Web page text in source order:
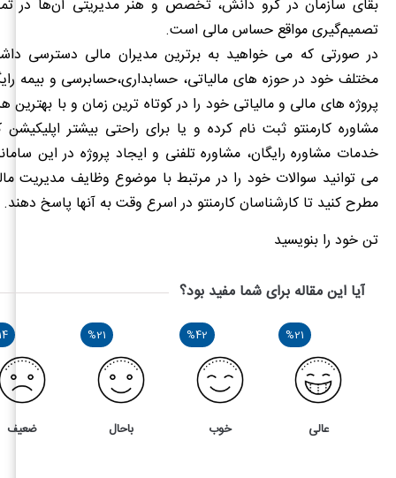
بقای سازمان در گرو دانش، تخصص و هنر مدیریتی آن‌ها در
تصمیم‌گیری مواقع حساس مالی است.
در صورتی که می خواهید به برترین مدیران مالی دسترسی
مختلف خود در حوزه های مالیاتی، حسابداری،حسابرسی و بیمه
پروژه های مالی و مالیاتی خود را در کوتاه ترین زمان و با بهترین
مشاوره کارمنتو ثبت نام کرده و یا برای راحتی بیشتر اپلیکیشن
خدمات مشاوره رایگان، مشاوره تلفنی و ایجاد پروژه در این
می توانید سوالات خود را در مرتبط با موضوع وظایف مدیریت
مطرح کنید تا کارشناسان کارمنتو در اسرع وقت به آنها پاسخ دهند.
تن خود را بنویسید
آیا این مقاله برای شما مفید بود؟
%21
عالی
%42
خوب
%21
باحال ضعیف